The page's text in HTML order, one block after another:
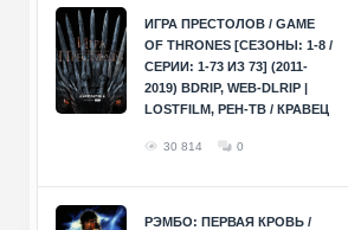
ИГРА ПРЕСТОЛОВ / GAME
OF THRONES [СЕЗОНЫ: 1-8 /
СЕРИИ: 1-73 ИЗ 73] (2011-
2019) BDRIP, WEB-DLRIP |
LOSTFILM, РЕН-ТВ / КРАВЕЦ
30 814 0
РЭМБО: ПЕРВАЯ КРОВЬ /